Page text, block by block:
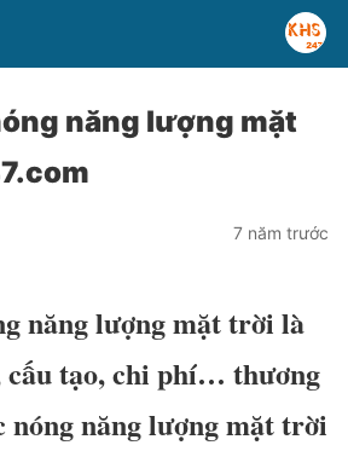
năng lượng mặt
7 năm trước
năng lượng mặt trời là
cấu tạo, chi phí… thương
nóng năng lượng mặt trời